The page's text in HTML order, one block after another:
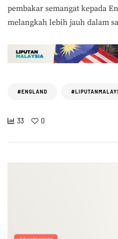
pembakar semangat kepada
melangkah lebih jauh dalam
#ENGLAND
33 0